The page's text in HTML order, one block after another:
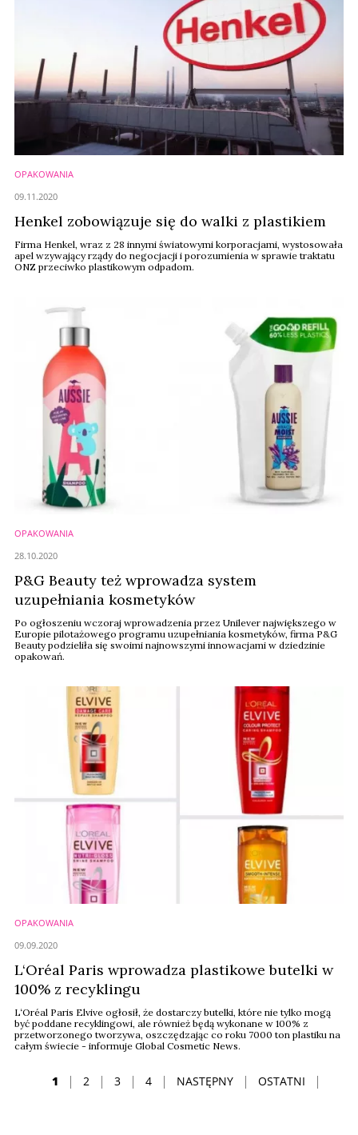
OPAKOWANIA
Henkel zobowiązuje się do walki z plastikiem
Firma Henkel, wraz z 28 innymi światowymi korporacjami, wystosowała
apel wzywający rządy do negocjacji i porozumienia w sprawie traktatu
ONZ przeciwko plastikowym odpadom.
09.11.2020
OPAKOWANIA
P&G Beauty też wprowadza system
uzupełniania kosmetyków
Po ogłoszeniu wczoraj wprowadzenia przez Unilever największego w
Europie pilotażowego programu uzupełniania kosmetyków, firma P&G
Beauty podzieliła się swoimi najnowszymi innowacjami w dziedzinie
opakowań.
28.10.2020
OPAKOWANIA
L‘Oréal Paris wprowadza plastikowe butelki w
100% z recyklingu
L‘Oréal Paris Elvive ogłosił, że dostarczy butelki, które nie tylko mogą
być poddane recyklingowi, ale również będą wykonane w 100% z
przetworzonego tworzywa, oszczędzając co roku 7000 ton plastiku na
całym świecie - informuje Global Cosmetic News.
09.09.2020
1 2 3 4 NASTĘPNY OSTATNI